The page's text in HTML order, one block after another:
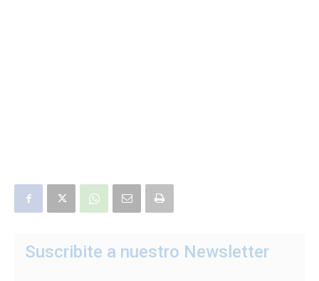
Suscribite a nuestro Newsletter